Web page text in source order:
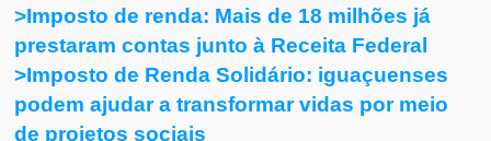
>Imposto de renda: Mais de 18 milhões já
prestaram contas junto à Receita Federal
>Imposto de Renda Solidário: iguaçuenses
podem ajudar a transformar vidas por meio
de projetos sociais